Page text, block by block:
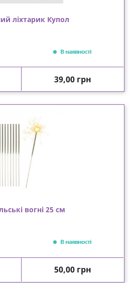
ліхтарик Купол
В наявності
Ціна
39,00 грн
вогні 25 см
В наявності
Ціна
50,00 грн